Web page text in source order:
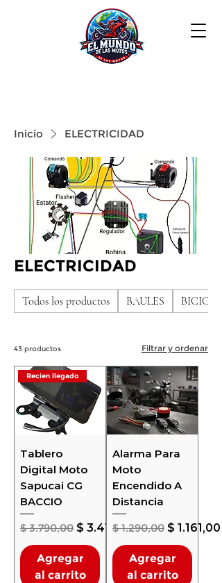
Inicio ELECTRICIDAD
ELECTRICIDAD
Todos los productos BAULES
43 productos Filtrar y ordenar
Recien llegado
Tablero
Digital Moto
Sapucai CG
BACCIO
Precio
$ 3.790,00 Precio de oferta
$ 3.411,00
Agregar
al carrito
Alarma Para
Moto
Encendido A
Distancia
Precio
$ 1.290,00 Precio
$ 1.161,00
Agregar
al carrito